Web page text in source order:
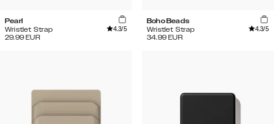
Pearl
Wristlet Strap
4.3/5
29.99 EUR
Boho Beads
Wristlet Strap
4.3/5
34.99 EUR